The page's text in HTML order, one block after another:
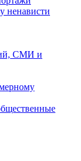
ненависти
СМИ и